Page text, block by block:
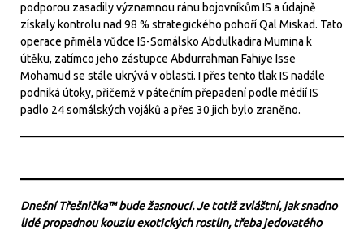
podporou zasadily významnou ránu bojovníkům IS a údajně
získaly kontrolu nad 98 % strategického pohoří Qal Miskad. Tato
operace přiměla vůdce IS-Somálsko Abdulkadira Mumina k
útěku, zatímco jeho zástupce Abdurrahman Fahiye Isse
Mohamud se stále ukrývá v oblasti. I přes tento tlak IS nadále
podniká útoky, přičemž v pátečním přepadení podle médií IS
padlo 24 somálských vojáků a přes 30 jich bylo zraněno.
Dnešní Třešnička™ bude žasnoucí. Je totiž zvláštní, jak snadno
lidé propadnou kouzlu exotických rostlin, třeba jedovatého